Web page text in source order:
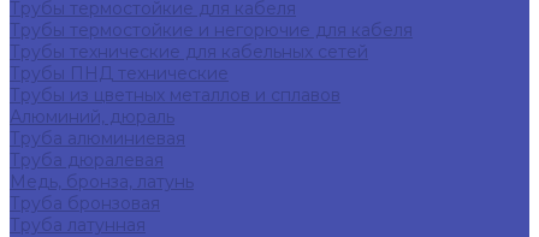
Трубы термостойкие для кабеля
Трубы термостойкие и негорючие для кабеля
Трубы технические для кабельных сетей
Трубы ПНД технические
Трубы из цветных металлов и сплавов
Алюминий, дюраль
Труба алюминиевая
Труба дюралевая
Медь, бронза, латунь
Труба бронзовая
Труба латунная